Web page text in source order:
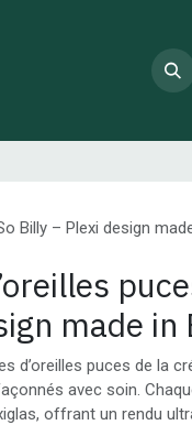
Billy – Plexi design
made in
d’oreilles puces de la
avec soin.
offrant un rendu